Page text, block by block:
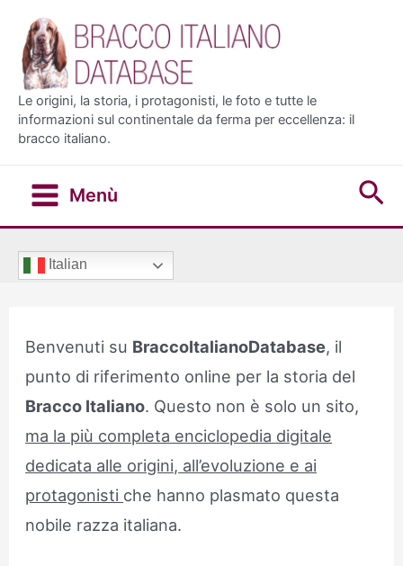
contenuto
Le origini, la storia, i protagonisti, le foto e tutte le
informazioni sul continentale da ferma per eccellenza: il
bracco italiano.
Main
Menu
Menù
Italian
Benvenuti su BraccoItalianoDatabase, il
punto di riferimento online per la storia del
Bracco Italiano. Questo non è solo un sito,
ma la più completa enciclopedia digitale
dedicata alle origini, all’evoluzione e ai
protagonisti che hanno plasmato questa
nobile razza italiana.